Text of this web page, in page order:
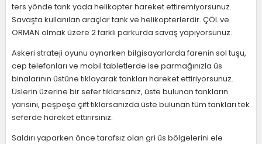
ters yönde tank yada helikopter hareket ettiremiyorsunuz.
Savaşta kullanılan araçlar tank ve helikopterlerdir. ÇÖL ve
ORMAN olmak üzere 2 farklı parkurda savaş yapıyorsunuz.
Askeri strateji oyunu oynarken bilgisayarlarda farenin sol tuşu,
cep telefonları ve mobil tabletlerde ise parmağınızla üs
binalarının üstüne tıklayarak tankları hareket ettiriyorsunuz.
Üslerin üzerine bir sefer tıklarsanız, üste bulunan tankların
yarısını, peşpeşe çift tıklarsanızda üste bulunan tüm tankları tek
seferde hareket ettirirsiniz.
Saldırı yaparken önce tarafsız olan gri üs bölgelerini ele